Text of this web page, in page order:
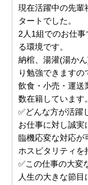
現在活躍中の先輩
タートでした。
2人1組でのお仕
る環境です。
納棺、湯灌(湯か
り勉強できますの
飲食・小売・運送
数在籍しています。
✅どんな方が活躍
お仕事に対し誠実
臨機応変な対応が
ホスピタリティを
✅この仕事の大変
人生の大きな節